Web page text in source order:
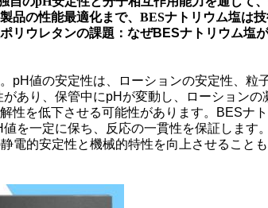
品の性能最適化まで、BESナトリウム塩は
リウレタンの課題：なぜBESナトリウム塩
pH値の安定性は、ローションの安定性、粒
あり、保管中にpHが変動し、ローションの
性を低下させる可能性があります。BESナ
を一定に保ち、反応の一貫性を保証します
電的安定性と機械的特性を向上させることも